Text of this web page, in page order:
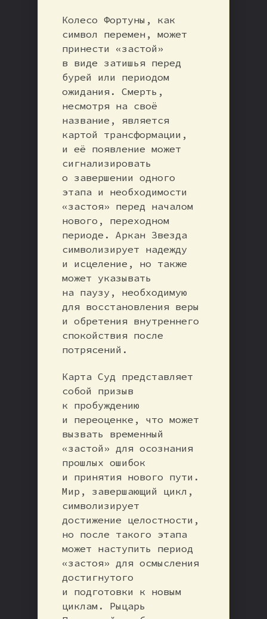
Колесо Фортуны, как
символ перемен, может
принести «застой»
в виде затишья перед
бурей или периодом
ожидания. Смерть,
несмотря на своё
название, является
картой трансформации,
и её появление может
сигнализировать
о завершении одного
этапа и необходимости
«застоя» перед началом
нового, переходном
периоде. Аркан Звезда
символизирует надежду
и исцеление, но также
может указывать
на паузу, необходимую
для восстановления веры
и обретения внутреннего
спокойствия после
потрясений.
Карта Суд представляет
собой призыв
к пробуждению
и переоценке, что может
вызвать временный
«застой» для осознания
прошлых ошибок
и принятия нового пути.
Мир, завершающий цикл,
символизирует
достижение целостности,
но после такого этапа
может наступить период
«застоя» для осмысления
достигнутого
и подготовки к новым
циклам. Рыцарь